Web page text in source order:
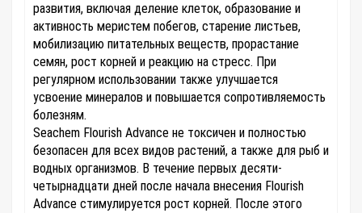
развития, включая деление клеток, образование и
активность меристем побегов, старение листьев,
мобилизацию питательных веществ, прорастание
семян, рост корней и реакцию на стресс. При
регулярном использовании также улучшается
усвоение минералов и повышается сопротивляемость
болезням.
Seachem Flourish Advance не токсичен и полностью
безопасен для всех видов растений, а также для рыб и
водных организмов. В течение первых десяти-
четырнадцати дней после начала внесения Flourish
Advance стимулируется рост корней. После этого